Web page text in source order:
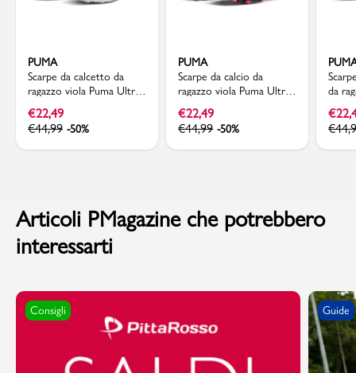
PUMA
Scarpe da calcetto da
ragazzo viola Puma Ultra
5
€22,49
€44,99 -50%
PUMA
Scarpe da calcio da
ragazzo viola Puma Ultra
5
€22,49
€44,99 -50%
da
PLAY
€
€
Articoli PMagazine che potrebbero
interessarti
Consigli Guide